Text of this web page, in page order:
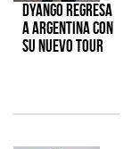
Dyango regresa
a Argentina con
su nuevo tour